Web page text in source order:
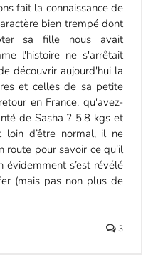
fait la connaissance de
bien trempé dont
sa fille nous avait
l'histoire ne s'arrêtait
découvrir aujourd'hui la
et celles de sa petite
en France, qu'avez-
de Sasha ? 5.8 kgs et
d’être normal, il ne
pour savoir ce qu’il
s’est révélé
(mais pas non plus de
3